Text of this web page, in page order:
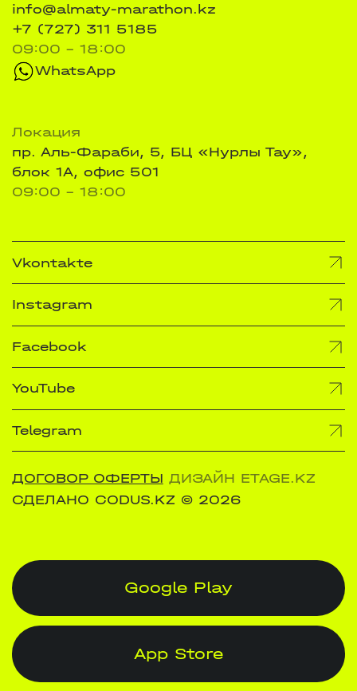
info@almaty-marathon.kz
+7 (727) 311 5185
09:00 - 18:00
WhatsApp
Локация
пр. Аль-Фараби, 5, БЦ «Нурлы Тау»,
блок 1А, офис 501
09:00 - 18:00
Vkontakte
Instagram
Facebook
YouTube
Telegram
ДОГОВОР ОФЕРТЫ ДИЗАЙН ETAGE.KZ
СДЕЛАНО CODUS.KZ © 2026
Google Play
App Store